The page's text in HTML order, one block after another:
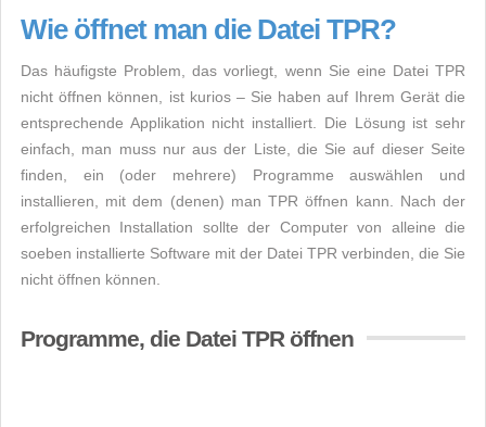
Wie öffnet man die Datei TPR?
Das häufigste Problem, das vorliegt, wenn Sie eine Datei TPR
nicht öffnen können, ist kurios – Sie haben auf Ihrem Gerät die
entsprechende Applikation nicht installiert. Die Lösung ist sehr
einfach, man muss nur aus der Liste, die Sie auf dieser Seite
finden, ein (oder mehrere) Programme auswählen und
installieren, mit dem (denen) man TPR öffnen kann. Nach der
erfolgreichen Installation sollte der Computer von alleine die
soeben installierte Software mit der Datei TPR verbinden, die Sie
nicht öffnen können.
Programme, die Datei TPR öffnen